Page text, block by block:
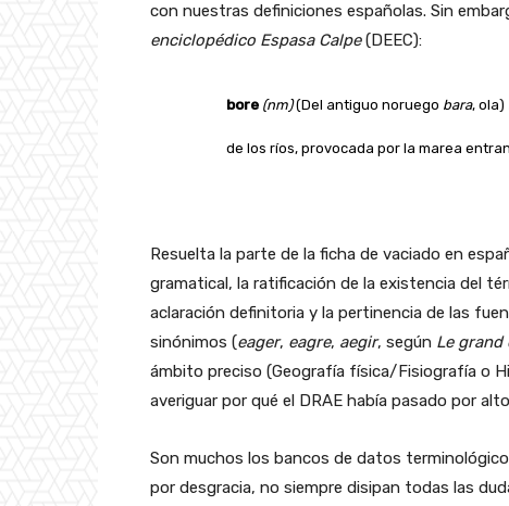
con nuestras definiciones españolas. Sin
enciclopédico Espasa Calpe(DEEC):
bore (nm)(Del antiguo noruego bara, ola)
de los ríos, provocada por la marea
Resuelta la parte de la ficha de vaciado en
gramatical, la ratificación de la existencia del
aclaración definitoria y la pertinencia de las
sinónimos (eager, eagre, aegir, según Le
ámbito preciso (Geografía física/Fisiografía o
averiguar por qué el DRAE había pasado por alto
Son muchos los bancos de datos
por desgracia, no siempre disipan todas las